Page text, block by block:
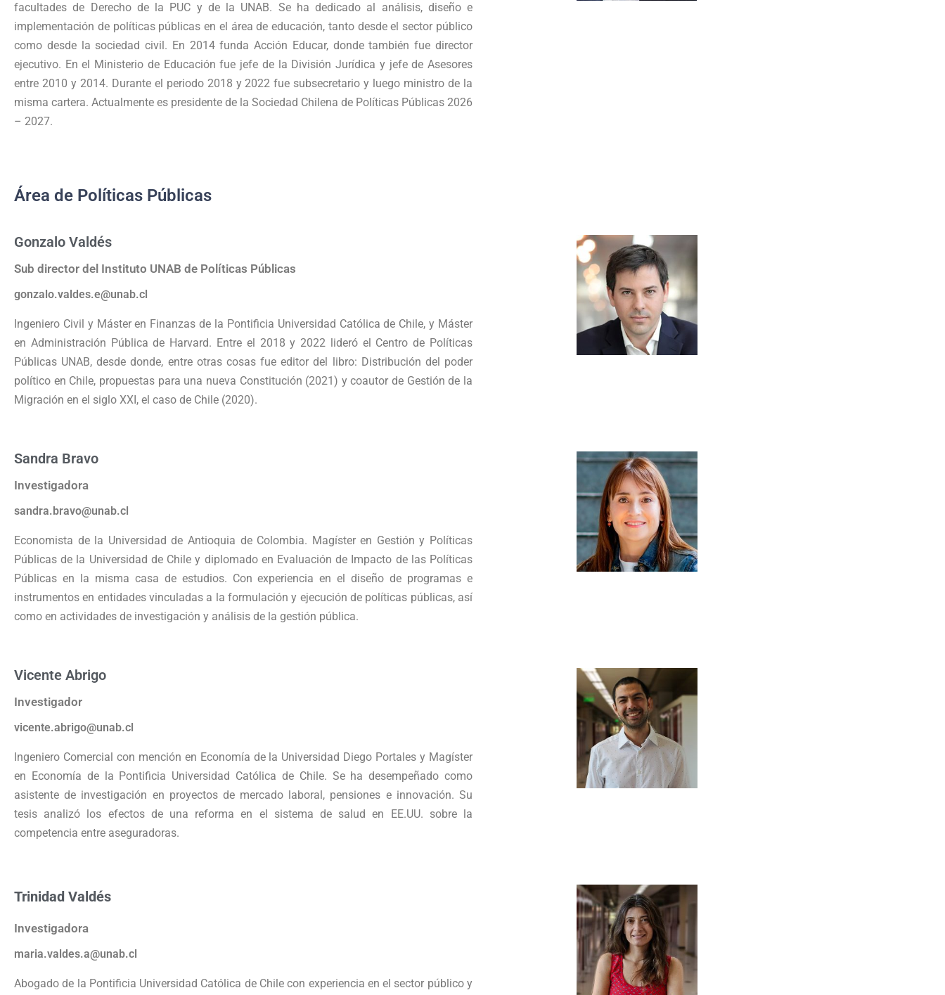
facultades de Derecho de la PUC y de la UNAB. Se ha dedicado al análisis, diseño e
implementación de políticas públicas en el área de educación, tanto desde el sector público
como desde la sociedad civil. En 2014 funda Acción Educar, donde también fue director
ejecutivo. En el Ministerio de Educación fue jefe de la División Jurídica y jefe de Asesores
entre 2010 y 2014. Durante el periodo 2018 y 2022 fue subsecretario y luego ministro de la
misma cartera. Actualmente es presidente de la Sociedad Chilena de Políticas Públicas 2026
– 2027.
Área de Políticas Públicas
Gonzalo Valdés
Sub director del Instituto UNAB de Políticas Públicas
gonzalo.valdes.e@unab.cl
Ingeniero Civil y Máster en Finanzas de la Pontificia Universidad Católica de Chile, y Máster
en Administración Pública de Harvard. Entre el 2018 y 2022 lideró el Centro de Políticas
Públicas UNAB, desde donde, entre otras cosas fue editor del libro: Distribución del poder
político en Chile, propuestas para una nueva Constitución (2021) y coautor de Gestión de la
Migración en el siglo XXI, el caso de Chile (2020).
Sandra Bravo
Investigadora
sandra.bravo@unab.cl
Economista de la Universidad de Antioquia de Colombia. Magíster en Gestión y Políticas
Públicas de la Universidad de Chile y diplomado en Evaluación de Impacto de las Políticas
Públicas en la misma casa de estudios. Con experiencia en el diseño de programas e
instrumentos en entidades vinculadas a la formulación y ejecución de políticas públicas, así
como en actividades de investigación y análisis de la gestión pública.
Vicente Abrigo
Investigador
vicente.abrigo@unab.cl
Ingeniero Comercial con mención en Economía de la Universidad Diego Portales y Magíster
en Economía de la Pontificia Universidad Católica de Chile. Se ha desempeñado como
asistente de investigación en proyectos de mercado laboral, pensiones e innovación. Su
tesis analizó los efectos de una reforma en el sistema de salud en EE.UU. sobre la
competencia entre aseguradoras.
Trinidad Valdés
Investigadora
maria.valdes.a@unab.cl
Abogado de la Pontificia Universidad Católica de Chile con experiencia en el sector público y